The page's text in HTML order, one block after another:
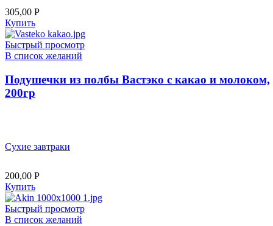
305,00 Р
Купить
Быстрый просмотр
В список желаний
Подушечки из полбы Вастэко с какао и молоком,
200гр
Сухие завтраки
200,00 Р
Купить
Быстрый просмотр
В список желаний